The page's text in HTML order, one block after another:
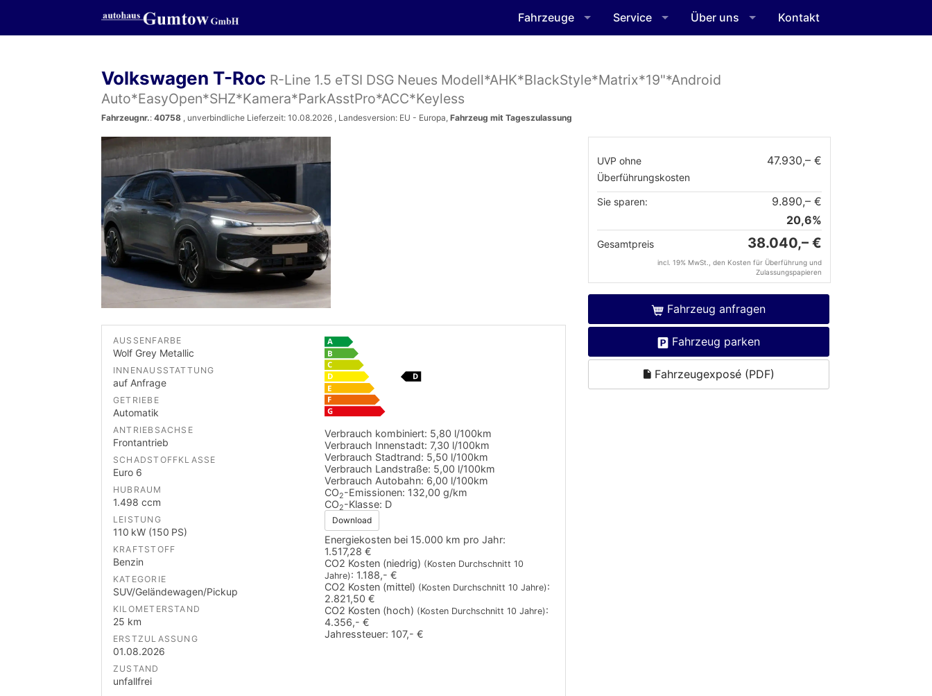
Fahrzeuge Service Über uns Kontakt
Volkswagen T-Roc R-Line 1.5 eTSI DSG Neues Modell*AHK*BlackStyle*Matrix*19"*Android
Auto*EasyOpen*SHZ*Kamera*ParkAsstPro*ACC*Keyless
Fahrzeugnr.: 40758 , unverbindliche Lieferzeit: 10.08.2026 , Landesversion: EU - Europa, Fahrzeug mit Tageszulassung
UVP ohne
Überführungskosten
47.930,– €
Sie sparen:
9.890,– €
20,6%
Gesamtpreis 38.040,– €
incl. 19% MwSt., den Kosten für Überführung und
Zulassungspapieren
Fahrzeug anfragen
Fahrzeug parken
Fahrzeugexposé (PDF)
AUSSENFARBE
Wolf Grey Metallic
INNENAUSSTATTUNG
auf Anfrage
GETRIEBE
Automatik
ANTRIEBSACHSE
Frontantrieb
SCHADSTOFFKLASSE
Euro 6
HUBRAUM
1.498 ccm
LEISTUNG
110 kW (150 PS)
KRAFTSTOFF
Benzin
KATEGORIE
SUV/Geländewagen/Pickup
KILOMETERSTAND
25 km
ERSTZULASSUNG
01.08.2026
ZUSTAND
unfallfrei
Verbrauch kombiniert: 5,80 l/100km
Verbrauch Innenstadt: 7,30 l/100km
Verbrauch Stadtrand: 5,50 l/100km
Verbrauch Landstraße: 5,00 l/100km
Verbrauch Autobahn: 6,00 l/100km
CO2-Emissionen: 132,00 g/km
CO2-Klasse: D
Download
Energiekosten bei 15.000 km pro Jahr:
1.517,28 €
CO2 Kosten (niedrig) (Kosten Durchschnitt 10
Jahre): 1.188,- €
CO2 Kosten (mittel) (Kosten Durchschnitt 10 Jahre):
2.821,50 €
CO2 Kosten (hoch) (Kosten Durchschnitt 10 Jahre):
4.356,- €
Jahressteuer: 107,- €